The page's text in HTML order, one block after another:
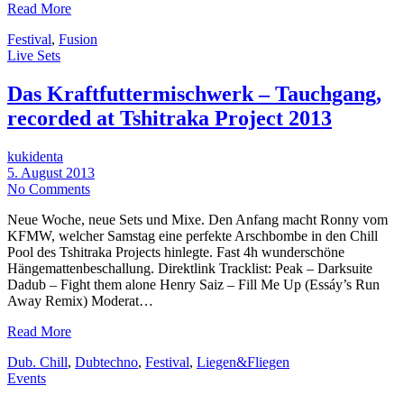
Read More
Festival, Fusion
Live Sets
Das Kraftfuttermischwerk – Tauchgang,
recorded at Tshitraka Project 2013
kukidenta
5. August 2013
No Comments
Neue Woche, neue Sets und Mixe. Den Anfang macht Ronny vom
KFMW, welcher Samstag eine perfekte Arschbombe in den Chill
Pool des Tshitraka Projects hinlegte. Fast 4h wunderschöne
Hängemattenbeschallung. Direktlink Tracklist: Peak – Darksuite
Dadub – Fight them alone Henry Saiz – Fill Me Up (Essáy’s Run
Away Remix) Moderat…
Read More
Dub. Chill, Dubtechno, Festival, Liegen&Fliegen
Events